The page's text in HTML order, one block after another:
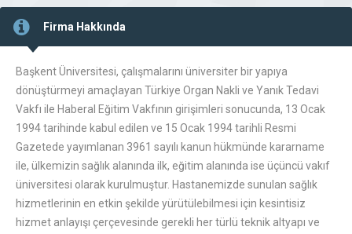
Firma Hakkında
Başkent Üniversitesi, çalışmalarını üniversiter bir yapıya
dönüştürmeyi amaçlayan Türkiye Organ Nakli ve Yanık Tedavi
Vakfı ile Haberal Eğitim Vakfının girişimleri sonucunda, 13 Ocak
1994 tarihinde kabul edilen ve 15 Ocak 1994 tarihli Resmi
Gazetede yayımlanan 3961 sayılı kanun hükmünde kararname
ile, ülkemizin sağlık alanında ilk, eğitim alanında ise üçüncü vakıf
üniversitesi olarak kurulmuştur. Hastanemizde sunulan sağlık
hizmetlerinin en etkin şekilde yürütülebilmesi için kesintisiz
hizmet anlayışı çerçevesinde gerekli her türlü teknik altyapı ve